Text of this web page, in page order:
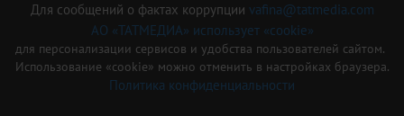
Для сообщений о фактах коррупции vafina@tatmedia.com
АО «ТАТМЕДИА» использует «cookie»
для персонализации сервисов и удобства пользователей сайтом.
Использование «cookie» можно отменить в настройках браузера.
Политика конфиденциальности